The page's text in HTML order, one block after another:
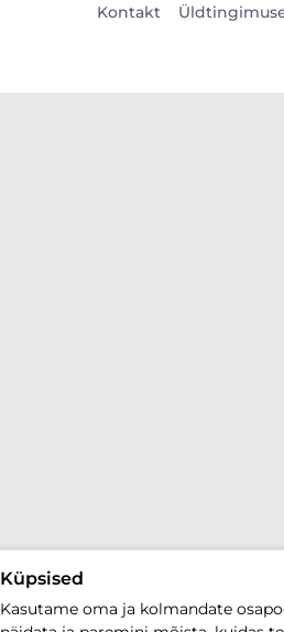
Küpsised
Kasutame oma ja kolmandate
Kontakt